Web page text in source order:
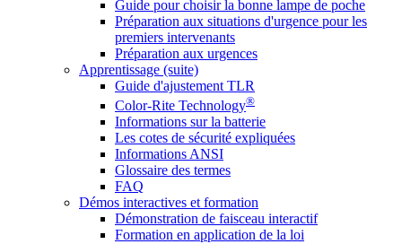
Guide pour choisir la bonne lampe de poche
Préparation aux situations d'urgence pour les
premiers intervenants
Préparation aux urgences
Apprentissage (suite)
Guide d'ajustement TLR
Color-Rite Technology®
Informations sur la batterie
Les cotes de sécurité expliquées
Informations ANSI
Glossaire des termes
FAQ
Démos interactives et formation
Démonstration de faisceau interactif
Formation en application de la loi